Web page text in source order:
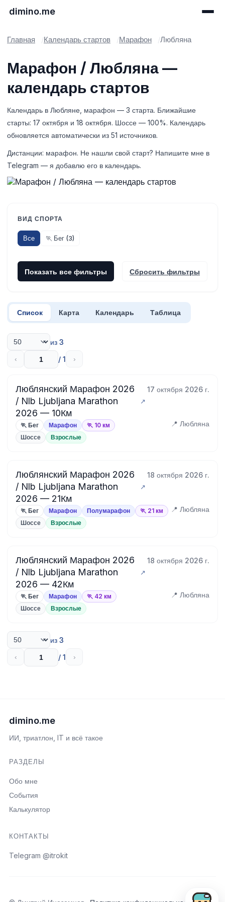
dimino.me
Главная Календарь стартов Марафон Любляна
Марафон / Любляна —
календарь стартов
Календарь в Любляне, марафон — 3 старта. Ближайшие
старты: 17 октября и 18 октября. Шоссе — 100%. Календарь
обновляется автоматически из 51 источников.
Дистанции: марафон. Не нашли свой старт? Напишите мне в
Telegram — я добавлю его в календарь.
ВИД СПОРТА
Все 🏃 Бег (3)
Показать все фильтры Сбросить фильтры
Список Карта Календарь Таблица
из 3
‹ / 1 ›
Люблянский Марафон 2026
/ Nlb Ljubljana Marathon
2026 — 10Км
17 октября 2026 г.
🏃 Бег Марафон 🏃 10 км 📍 Любляна
Шоссе Взрослые
Люблянский Марафон 2026
/ Nlb Ljubljana Marathon
2026 — 21Км
18 октября 2026 г.
🏃 Бег Марафон Полумарафон 🏃 21 км 📍 Любляна
Шоссе Взрослые
Люблянский Марафон 2026
/ Nlb Ljubljana Marathon
2026 — 42Км
18 октября 2026 г.
🏃 Бег Марафон 🏃 42 км 📍 Любляна
Шоссе Взрослые
из 3
‹ / 1 ›
dimino.me
ИИ, триатлон, IT и всё такое
РАЗДЕЛЫ
Обо мне
События
Калькулятор
КОНТАКТЫ
Telegram @itrokit
Открыть